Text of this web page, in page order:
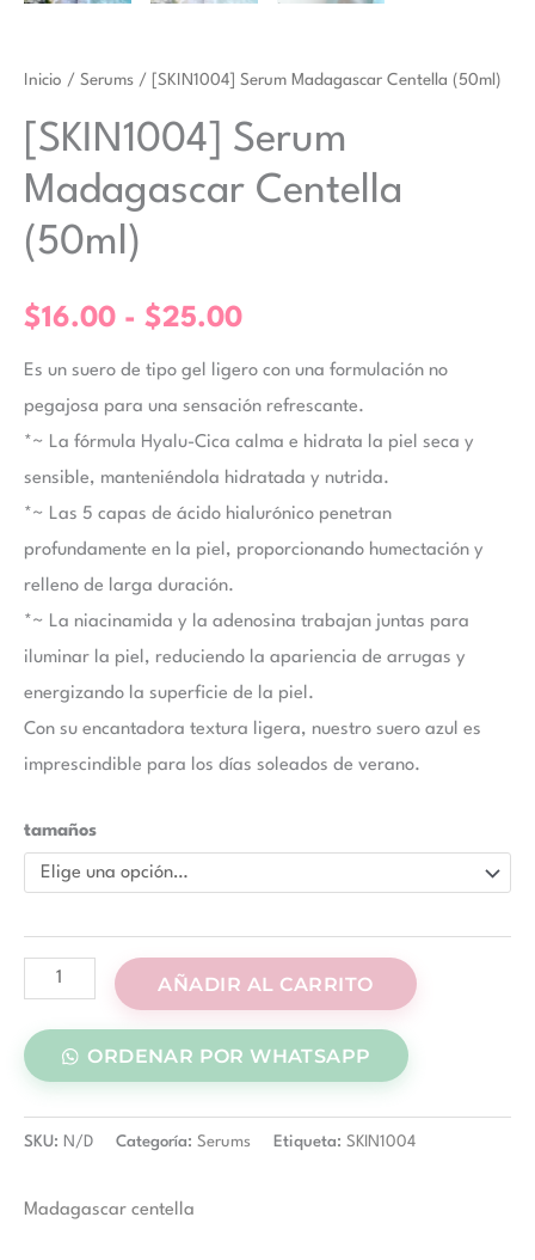
Inicio / Serums / [SKIN1004] Serum Madagascar Centella (50ml)
[SKIN1004] Serum
Madagascar Centella
(50ml)
$16.00 - $25.00
Es un suero de tipo gel ligero con una formulación no
pegajosa para una sensación refrescante.
*~ La fórmula Hyalu-Cica calma e hidrata la piel seca y
sensible, manteniéndola hidratada y nutrida.
*~ Las 5 capas de ácido hialurónico penetran
profundamente en la piel, proporcionando humectación y
relleno de larga duración.
*~ La niacinamida y la adenosina trabajan juntas para
iluminar la piel, reduciendo la apariencia de arrugas y
energizando la superficie de la piel.
Con su encantadora textura ligera, nuestro suero azul es
imprescindible para los días soleados de verano.
tamaños
AÑADIR AL CARRITO
ORDENAR POR WHATSAPP
SKU: N/D Categoría: Serums Etiqueta: SKIN1004
Madagascar centella